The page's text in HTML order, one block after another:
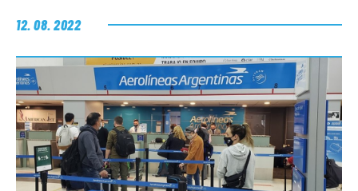
EL LADO «G»
12. 08. 2022